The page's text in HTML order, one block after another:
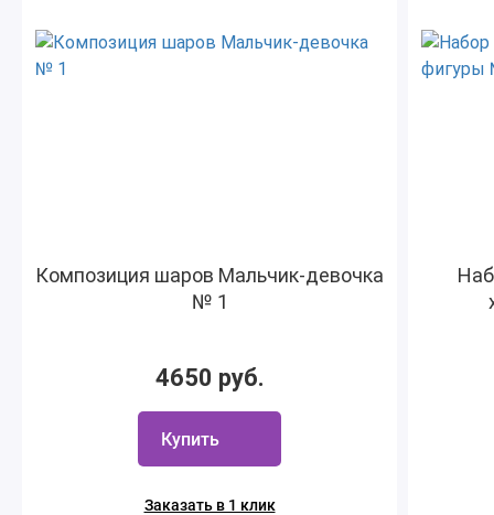
Композиция шаров Мальчик-девочка
№ 1
4650 руб.
Купить
Заказать в 1 клик